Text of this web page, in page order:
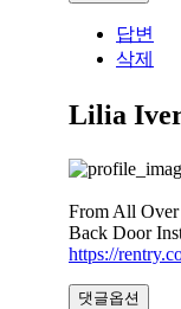
답변
삭제
Lilia
From All Over
Back Door
https://
댓글옵션